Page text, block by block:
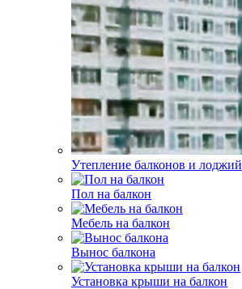
Утепление балконов и лоджий
Пол на балкон
Мебель на балкон
Вынос балкона
Установка крыши на балкон